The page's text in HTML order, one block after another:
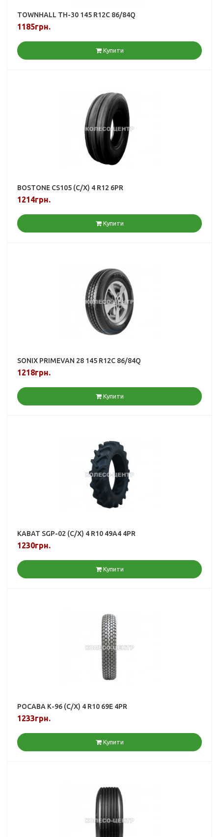
TOWNHALL TH-30 145 R12C 86/84Q
1185грн.
Купити
BOSTONE CS105 (С/Х) 4 R12 6PR
1214грн.
Купити
SONIX PRIMEVAN 28 145 R12C 86/84Q
1218грн.
Купити
KABAT SGP-02 (С/Х) 4 R10 49A4 4PR
1230грн.
Купити
РОСАВА К-96 (С/Х) 4 R10 69E 4PR
1233грн.
Купити